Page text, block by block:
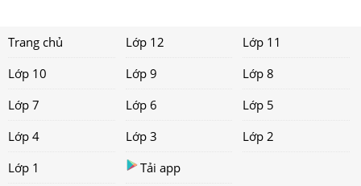
Trang chủ Lớp 12
Lớp 11
Lớp 10
Lớp 9
Lớp 8
Lớp 7
Lớp 6
Lớp 5
Lớp 4
Lớp 3
Lớp 2
Lớp 1
Tải app